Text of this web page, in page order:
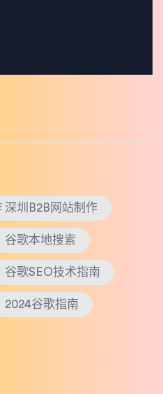
深圳B2B网站制作
谷歌本地搜索
谷歌SEO技术指南
2024谷歌指南